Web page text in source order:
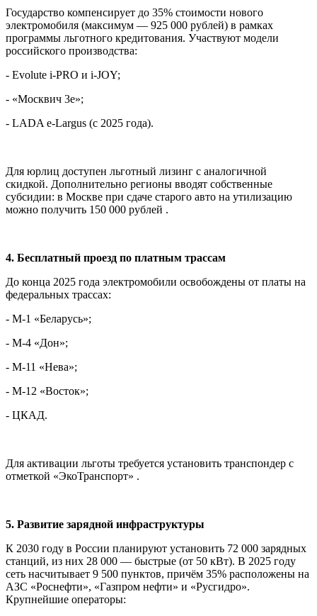
Государство компенсирует до 35% стоимости нового
электромобиля (максимум — 925 000 рублей) в рамках
программы льготного кредитования. Участвуют модели
российского производства:
- Evolute i-PRO и i-JOY;
- «Москвич 3е»;
- LADA e-Largus (с 2025 года).
Для юрлиц доступен льготный лизинг с аналогичной
скидкой. Дополнительно регионы вводят собственные
субсидии: в Москве при сдаче старого авто на утилизацию
можно получить 150 000 рублей .
4. Бесплатный проезд по платным трассам
До конца 2025 года электромобили освобождены от платы на
федеральных трассах:
- М-1 «Беларусь»;
- М-4 «Дон»;
- М-11 «Нева»;
- М-12 «Восток»;
- ЦКАД.
Для активации льготы требуется установить транспондер с
отметкой «ЭкоТранспорт» .
5. Развитие зарядной инфраструктуры
К 2030 году в России планируют установить 72 000 зарядных
станций, из них 28 000 — быстрые (от 50 кВт). В 2025 году
сеть насчитывает 9 500 пунктов, причём 35% расположены на
АЗС «Роснефти», «Газпром нефти» и «Русгидро».
Крупнейшие операторы: